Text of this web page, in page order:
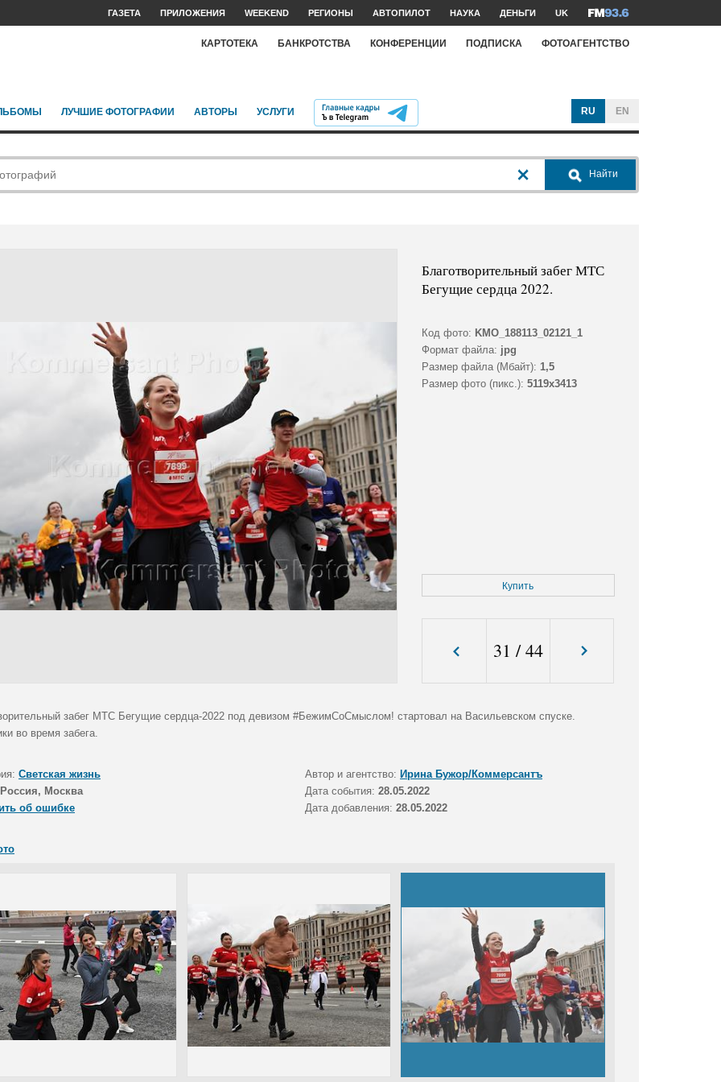
ГАЗЕТА ПРИЛОЖЕНИЯ WEEKEND РЕГИОНЫ АВТОПИЛОТ НАУКА ДЕНЬГИ UK
КАРТОТЕКА БАНКРОТСТВА КОНФЕРЕНЦИИ ПОДПИСКА ФОТОАГЕНТСТВО
ЛУЧШИЕ ФОТОГРАФИИ АВТОРЫ УСЛУГИ RU EN
Найти
Благотворительный забег МТС
Бегущие сердца 2022.
Код фото: KMO_188113_02121_1
Формат файла: jpg
Размер файла (Мбайт): 1,5
Размер фото (пикс.): 5119x3413
Купить
31 /44
забег МТС Бегущие сердца-2022 под девизом #БежимСоСмыслом! стартовал на Васильевском спуске.
во время забега.
Светская жизнь Автор и агентство: Ирина Бужор/Коммерсантъ
Россия, Москва Дата события: 28.05.2022
об ошибке
Дата добавления: 28.05.2022